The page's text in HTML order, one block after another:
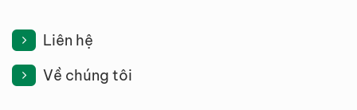
Liên hệ
Về chúng tôi